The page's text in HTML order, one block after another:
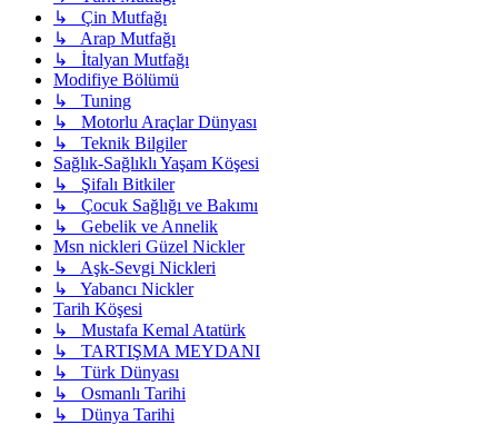
↳ Çin Mutfağı
↳ Arap Mutfağı
↳ İtalyan Mutfağı
Modifiye Bölümü
↳ Tuning
↳ Motorlu Araçlar Dünyası
↳ Teknik Bilgiler
Sağlık-Sağlıklı Yaşam Köşesi
↳ Şifalı Bitkiler
↳ Çocuk Sağlığı ve Bakımı
↳ Gebelik ve Annelik
Msn nickleri Güzel Nickler
↳ Aşk-Sevgi Nickleri
↳ Yabancı Nickler
Tarih Köşesi
↳ Mustafa Kemal Atatürk
↳ TARTIŞMA MEYDANI
↳ Türk Dünyası
↳ Osmanlı Tarihi
↳ Dünya Tarihi